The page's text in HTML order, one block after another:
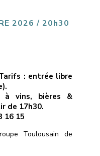
: Michel Itier, Simon
Morello
2026 / 20h30
: entrée libre
à vins, bières &
de 17h30.
16 15
Toulousain de
de découvrir des